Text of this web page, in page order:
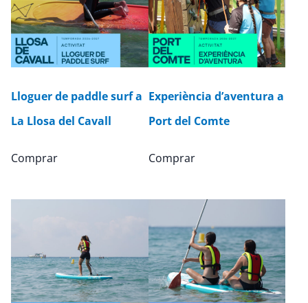
Lloguer de paddle surf a
La Llosa del Cavall
Comprar
Experiència d’aventura a
Port del Comte
Comprar